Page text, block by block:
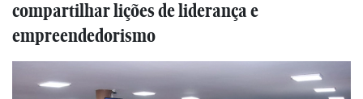
compartilhar lições de liderança e
empreendedorismo